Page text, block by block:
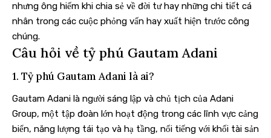
nhưng ông hiếm khi chia sẻ về đời tư hay những chi tiết cá
nhân trong các cuộc phỏng vấn hay xuất hiện trước công
chúng.
Câu hỏi về tỷ phú Gautam Adani
1. Tỷ phú Gautam Adani là ai?
Gautam Adani là người sáng lập và chủ tịch của Adani
Group, một tập đoàn lớn hoạt động trong các lĩnh vực cảng
biển, năng lượng tái tạo và hạ tầng, nổi tiếng với khối tài sản